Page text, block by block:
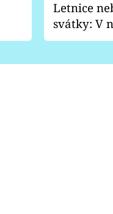
Letnice
svátky: V
pondělí